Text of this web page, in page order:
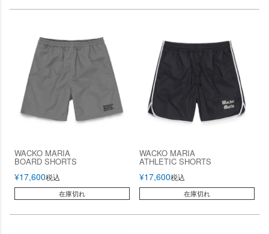
WACKO MARIA
BOARD SHORTS
¥17,600税込
在庫切れ
WACKO MARIA
ATHLETIC SHORTS
¥17,600税込
在庫切れ